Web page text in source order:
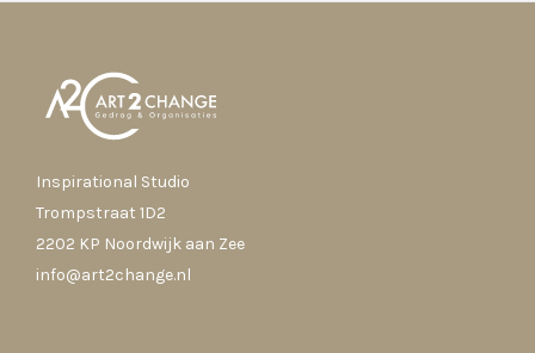
Inspirational Studio
Trompstraat 1D2
2202 KP Noordwijk aan Zee
info@art2change.nl